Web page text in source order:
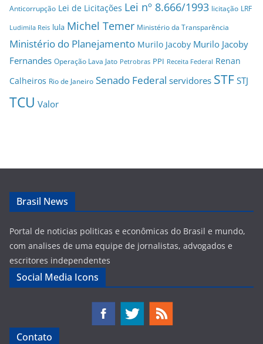
Anticorrupção Lei de Licitações Lei nº 8.666/1993 licitação LRF
Ludimila Reis lula Michel Temer Ministério da Transparência
Ministério do Planejamento Murilo Jacoby Murilo Jacoby
Fernandes Operação Lava Jato Petrobras PPI Receita Federal Renan
Calheiros Rio de Janeiro Senado Federal servidores STF STJ
TCU Valor
Brasil News
Portal de noticias politicas e econômicas do Brasil e mundo,
com analises de uma equipe de jornalistas, advogados e
escritores independentes
Social Media Icons
Contato